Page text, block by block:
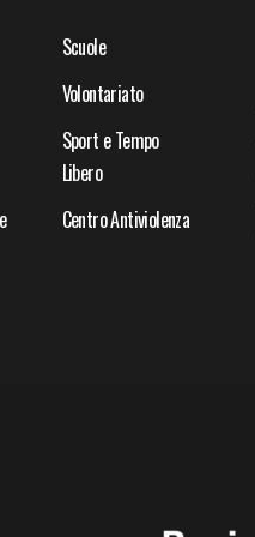
Scuole
Volontariato
Sport e Tempo
Libero
Centro Antiviolenza